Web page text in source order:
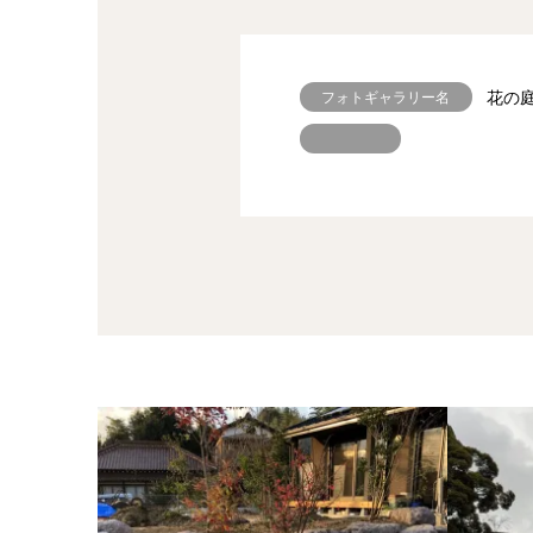
フォトギャラリー名 花の